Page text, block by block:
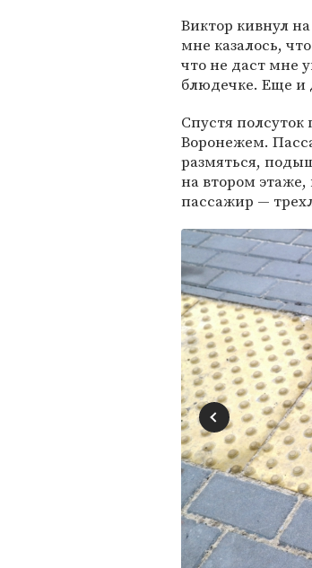
Виктор кивнул
мне казалось,
что не даст мне
блюдечке. Еще и
Спустя полсуток
Воронежем.
размяться,
на втором этаже,
пассажир —